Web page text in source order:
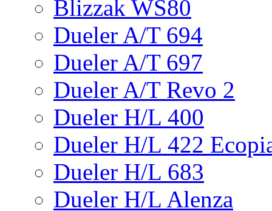
Blizzak WS80
Dueler A/T 694
Dueler A/T 697
Dueler A/T Revo 2
Dueler H/L 400
Dueler H/L 422
Dueler H/L 683
Dueler H/L Alenza